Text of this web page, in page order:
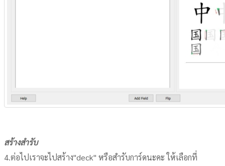
สร้างสำรับ
4.ต่อไปเราจะไปสร้าง"deck" หรือสำรับการ์ดนะคะ ให้เลือกที่